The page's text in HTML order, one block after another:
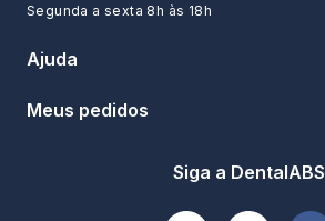
Segunda a sexta 8h às 18h
Ajuda
Meus pedidos
Siga a DentalABS